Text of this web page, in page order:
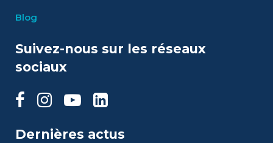
Blog
Suivez-nous sur les réseaux
sociaux
Dernières actus